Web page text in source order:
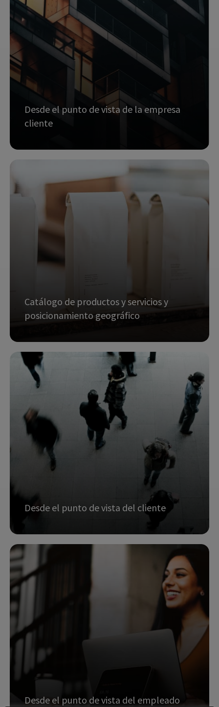
Desde el punto de vista de la empresa
cliente
Análisis de la marca
Análisis sectorial
Análisis de la competencia (estudio
referenciado de la marca en Bolsa)
Benchmarking en diferentes aspectos (cubos
Análisis reputacional
solicitar info
Catálogo de productos y servicios y
posicionamiento geográfico
Identificación de oportunidades
Ajuste de la oferta a la demanda e incluso
generación de demanda
Posicionamiento comercial omnicanal
Análisis de Precios
PX (Experiencia de producto)
Desde el punto de vista del cliente
Customer Journey: análisis de la interactuación
pasada del cliente con la empresa para una
predicción futura
solicitar info
Desde el punto de vista del empleado